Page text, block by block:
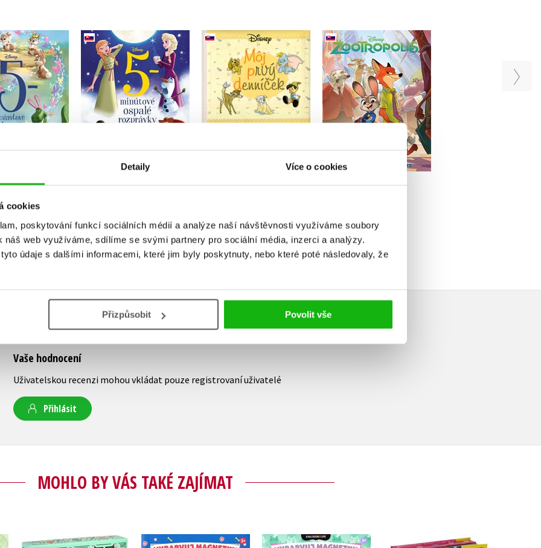
Detaily Více o cookies
cookies
poskytování funkcí sociálních médií a analýze naší návštěvnosti využíváme soubory
náš web využíváme, sdílíme se svými partnery pro sociální média, inzerci a analýzy.
údaje s dalšími informacemi, které jim byly poskytnuty, nebo které poté následovaly, že
Přizpůsobit Povolit vše
- 5-minútové
rozprávky
Kolektiv
389 Kč
Kč
Disney - 5-minútové
ospalé rozprávky
(slovensky)
Kolektiv
Do košíku
Disney - Môj prvý
denníček (slovensky)
Kolektiv
Zootropolis - Filmový
príbeh ako komiks
(slovensky)
Kolektiv
morskej hladiny
(slovensky)
Vaše hodnocení
Uživatelskou recenzi mohou vkládat pouze registrovaní uživatelé
Přihlásit
MOHLO BY VÁS TAKÉ ZAJÍMAT
Gábinin kouzelný